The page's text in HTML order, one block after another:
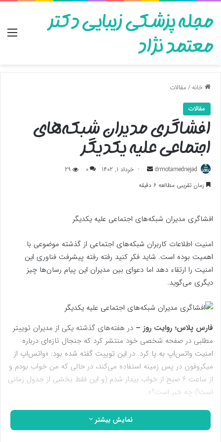
مجله پزشکی زیبایی دکتر
معتمد نژاد
خانه/مقالات
مقالات
افشاگری مدیران شبکه‌های
اجتماعی علیه یکدیگر
drmotamednejad
ارسال
به
خرداد 1, 1402 0
29
زمان تقریبی مطالعه 6 دقیقه
افشاگری مدیران شبکه‌های اجتماعی علیه یکدیگر
امنیت اطلاعات کاربران شبکه‌های اجتماعی از گذشته موضوعی با
اهمیت بوده است. شاید فکر کنید رفته رفته پیشرفت فناوری این
امنیت را ارتقاء دهد اما دعوای بین مدیران این پیام رسان‌ها چیز
دیگری می‌گوید.
فارس پلاس؛ روایت روز – در هفته‌های گذشته یکی از مدیران توییتر
مطلبی در صفحه شخصی خود منتشر کرد که جنجال تازه‌ای درباره
امنیت واتس‌اپ به پا کرد. در این توییت گفته شده بود: «واتس‌اپ از
میکروفون در پس زمینه استفاده می‌کند، در حالی که من خواب بودم و
از ساعت ۶ صبح از خواب بیدار شدم (و این فقط بخشی از جدول زمانی
است!) چه خبر است؟».
توییت یکی از مدیران توییتر درباره استفاده واتس‌اپ از میکروفون
نمایش بیشتر